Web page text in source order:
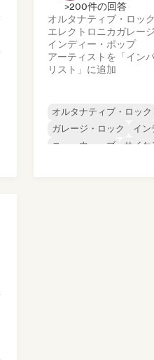
>200件の回答
オルタナティブ・ロック
エレクトロニカガレー
インディー・ポップ
アーティストを「イン
リスト」に追加
オルタナティブ・ロック
ガレージ・ロック
イン
ニューウェーブ
サイケ